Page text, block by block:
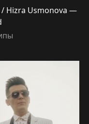
Hizra Usmonova —